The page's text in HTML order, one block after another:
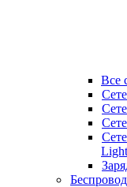
Все